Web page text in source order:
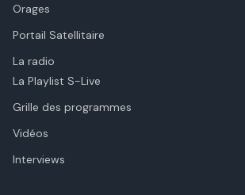
Orages
Portail Satellitaire
La radio
La Playlist S-Live
Grille des programmes
Vidéos
Interviews